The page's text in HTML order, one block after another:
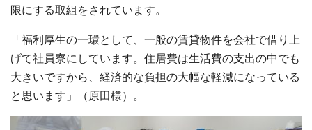
限にする取組をされています。
「福利厚生の一環として、一般の賃貸物件を会社で借り上
げて社員寮にしています。住居費は生活費の支出の中でも
大きいですから、経済的な負担の大幅な軽減になっている
と思います」（原田様）。